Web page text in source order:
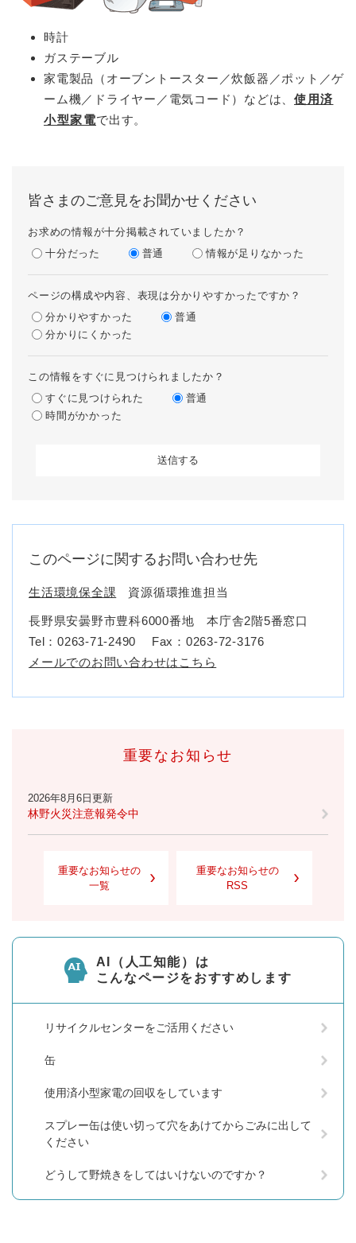
時計
ガステーブル
家電製品（オーブントースター／炊飯器／ポット／ゲ
ーム機／ドライヤー／電気コード）などは、 使用済
小型家電で出す。
皆さまのご意見をお聞かせください
お求めの情報が十分掲載されていましたか？
十分だった
普通 情報が足りなかった
ページの構成や内容、表現は分かりやすかったですか？
分かりやすかった
普通
分かりにくかった
この情報をすぐに見つけられましたか？
すぐに見つけられた
普通
時間がかかった
このページに関するお問い合わせ先
生活環境保全課 資源循環推進担当
長野県安曇野市豊科6000番地 本庁舎2階5番窓口
Tel：0263-71-2490
Fax：0263-72-3176
メールでのお問い合わせはこちら
重要なお知らせ
2026年8月6日更新
林野火災注意報発令中
重要なお知らせの
一覧
重要なお知らせの
RSS
AI（人工知能）は
こんなページをおすすめします
リサイクルセンターをご活用ください
缶
使用済小型家電の回収をしています
スプレー缶は使い切って穴をあけてからごみに出して
ください
どうして野焼きをしてはいけないのですか？